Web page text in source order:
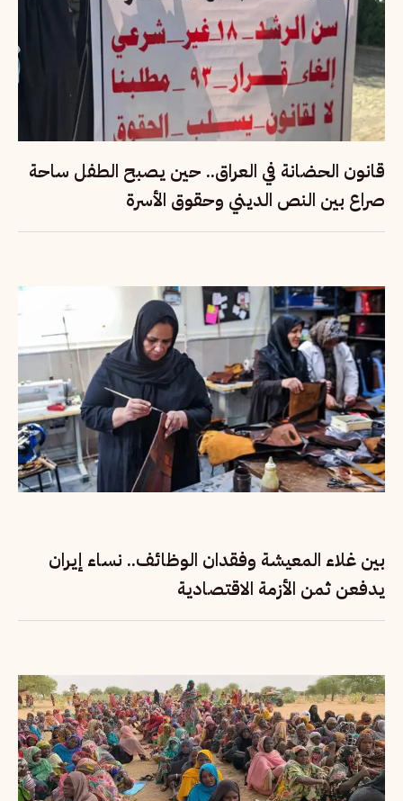
قانون الحضانة في العراق.. حين يصبح الطفل ساحة
صراع بين النص الديني وحقوق الأسرة
بين غلاء المعيشة وفقدان الوظائف.. نساء إيران
يدفعن ثمن الأزمة الاقتصادية